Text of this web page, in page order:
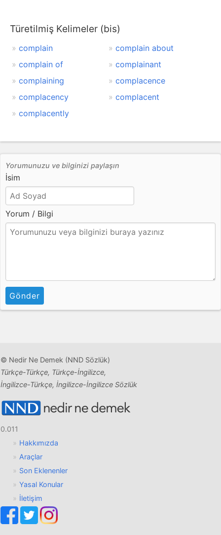
Türetilmiş Kelimeler (bis)
complain
complain about
complain of
complainant
complaining
complacence
complacency
complacent
complacently
Yorumunuzu ve bilginizi paylaşın
İsim
Yorum / Bilgi
Gönder
© Nedir Ne Demek (NND Sözlük)
Türkçe-Türkçe, Türkçe-İngilizce,
İngilizce-Türkçe, İngilizce-İngilizce Sözlük
0.011
Hakkımızda
Araçlar
Son Eklenenler
Yasal Konular
İletişim